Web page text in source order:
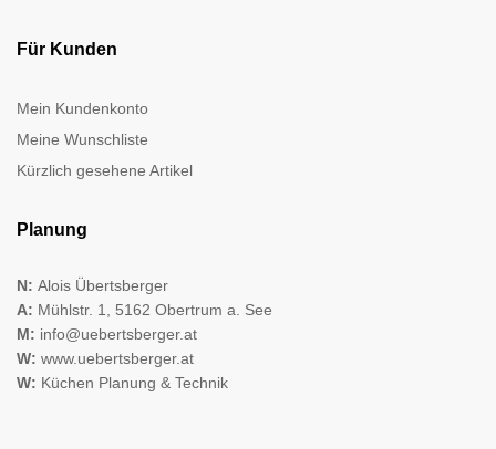
Für Kunden
Mein Kundenkonto
Meine Wunschliste
Kürzlich gesehene Artikel
Planung
N: Alois Übertsberger
A: Mühlstr. 1, 5162 Obertrum a. See
M: info@uebertsberger.at
W: www.uebertsberger.at
W: Küchen Planung & Technik